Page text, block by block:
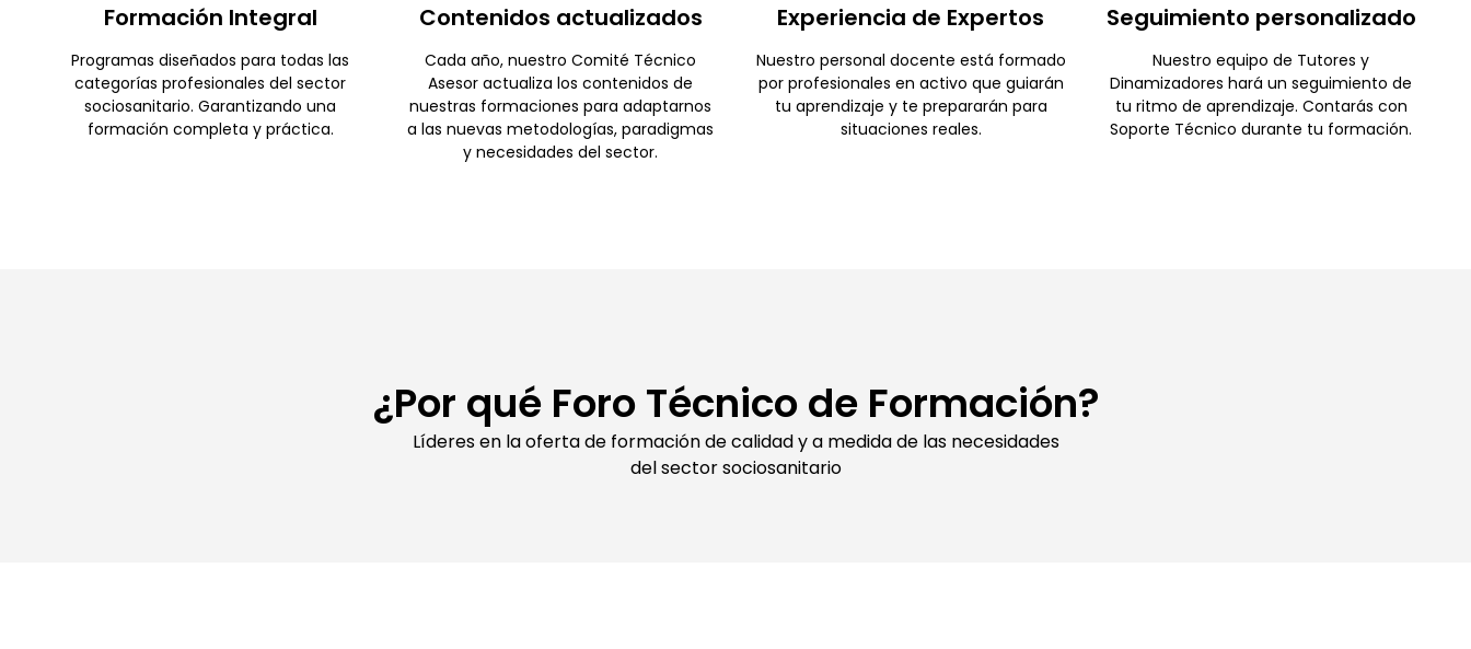
Formación Integral
Programas diseñados para todas las
categorías profesionales del sector
sociosanitario. Garantizando una
formación completa y práctica.
Contenidos actualizados
Cada año, nuestro Comité Técnico
Asesor actualiza los contenidos de
nuestras formaciones para adaptarnos
a las nuevas metodologías, paradigmas
y necesidades del sector.
Experiencia de Expertos
Nuestro personal docente está formado
por profesionales en activo que guiarán
tu aprendizaje y te prepararán para
situaciones reales.
Seguimiento personalizado
Nuestro equipo de Tutores y
Dinamizadores hará un seguimiento de
tu ritmo de aprendizaje. Contarás con
Soporte Técnico durante tu formación.
¿Por qué Foro Técnico de Formación?
Líderes en la oferta de formación de calidad y a medida de las necesidades
del sector sociosanitario